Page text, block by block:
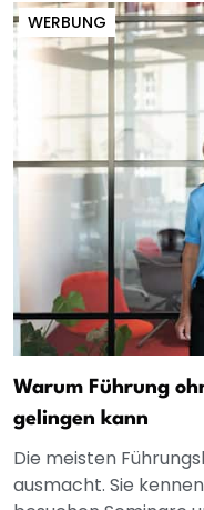
WERBUNG
Warum Führung
gelingen kann
Die meisten
ausmacht. Sie